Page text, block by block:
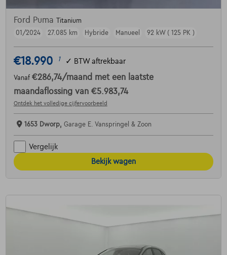
Ford Puma
Titanium
01/2024
27.085 km Hybride Manueel 92 kW ( 125 PK )
€18.990 1 ✓ BTW aftrekbaar
Vanaf €286,74/maand met een laatste
maandaflossing van €5.983,74
Ontdek het volledige cijfervoorbeeld
1653 Dworp, Garage E. Vanspringel & Zoon
Vergelijk
Bekijk wagen